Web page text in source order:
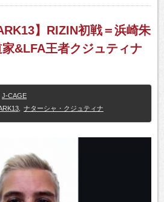
】RIZIN初戦＝浜崎朱
&LFA王者クジュティナ
J-CAGE
ナターシャ・クジュティナ